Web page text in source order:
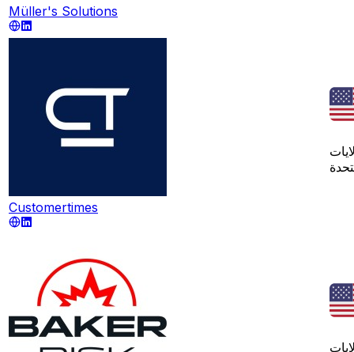
Müller's Solutions
Customertimes